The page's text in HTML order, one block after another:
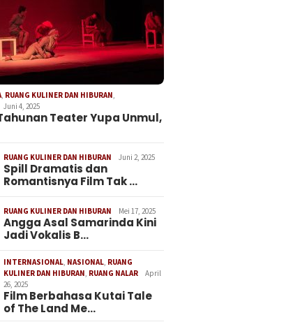
RUANG KULINER DAN HIBURAN
Juni 4, 2025
Teater Yupa Unmul,
RUANG KULINER DAN HIBURAN Juni 2, 2025
Spill Dramatis dan
Romantisnya Film Tak …
RUANG KULINER DAN HIBURAN Mei 17, 2025
Angga Asal Samarinda Kini
Jadi Vokalis B…
INTERNASIONAL NASIONAL RUANG
KULINER DAN HIBURAN RUANG NALAR
April
26, 2025
Film Berbahasa Kutai Tale
of The Land Me…